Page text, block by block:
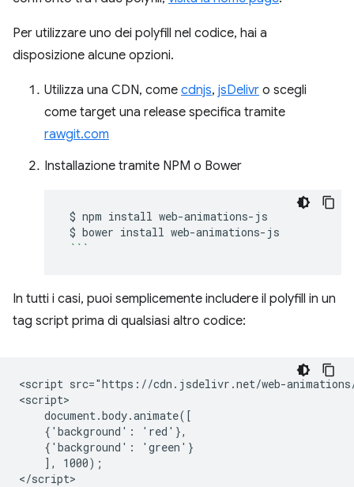
Per utilizzare uno dei polyfill nel codice, hai a
disposizione alcune opzioni.
Utilizza una CDN, come cdnjs, jsDelivr o scegli
come target una release specifica tramite
rawgit.com
Installazione tramite NPM o Bower
$ npm install
$ bower install
```
In tutti i casi, puoi semplicemente includere il polyfill in un
tag script prima di qualsiasi altro codice:
<script src="https://cdn.jsdelivr.net/web-
<script>
    document.body.animate([
    {'background': 'red'},
    {'background': 'green'}
    ], 1000);